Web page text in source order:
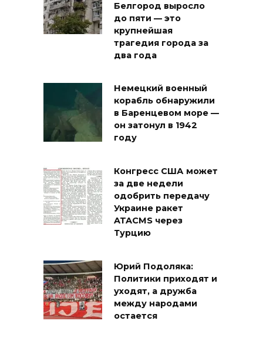
Белгород выросло
до пяти — это
крупнейшая
трагедия города за
два года
Немецкий военный
корабль обнаружили
в Баренцевом море —
он затонул в 1942
году
Конгресс США может
за две недели
одобрить передачу
Украине ракет
ATACMS через
Турцию
Юрий Подоляка:
Политики приходят и
уходят, а дружба
между народами
остается